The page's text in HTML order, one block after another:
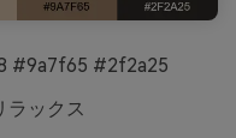
#9a7f65 #2f2a25
ラックス